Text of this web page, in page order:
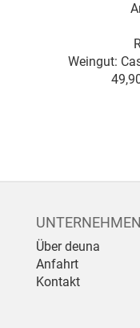
Weingut:
UNTERNEHMEN
Über deuna
Anfahrt
Kontakt